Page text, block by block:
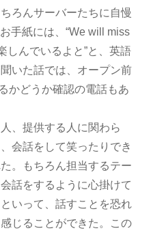
ろんサーバーたちに自慢
手紙には、“We will miss
しんでいるよと”と、英語
いた話では、オープン前
かどうか確認の電話もあ
、提供する人に関わら
会話をして笑ったりでき
。もちろん担当するテー
話をするように心掛けて
いって、話すことを恐れ
じることができた。この